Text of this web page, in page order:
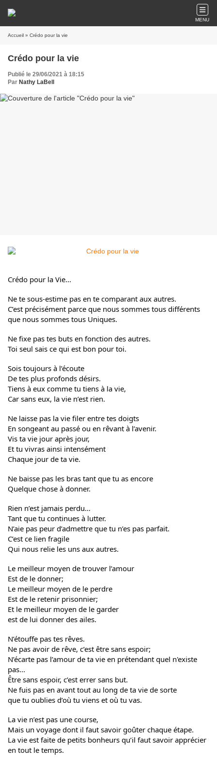
MENU
Accueil » Crédo pour la vie
Crédo pour la vie
Publié le 29/06/2021 à 18:15
Par Nathy LaBell
Crédo pour la Vie...
Ne te sous-estime pas en te comparant aux autres.
C’est précisément parce que nous sommes tous différents
que nous sommes tous Uniques.
Ne fixe pas tes buts en fonction des autres.
Toi seul sais ce qui est bon pour toi.
Sois toujours à l’écoute
De tes plus profonds désirs.
Tiens à eux comme tu tiens à la vie,
Car sans eux, la vie n’est rien.
Ne laisse pas la vie filer entre tes doigts
En songeant au passé ou en rêvant à l’avenir.
Vis ta vie jour après jour,
Et tu vivras ainsi intensément
Chaque jour de ta vie.
Ne baisse pas les bras tant que tu as encore
Quelque chose à donner.
Rien n’est jamais perdu…
Tant que tu continues à lutter.
N’aie pas peur d’admettre que tu n’es pas parfait.
C’est ce lien fragile
Qui nous relie les uns aux autres.
Le meilleur moyen de trouver l’amour
Est de le donner;
Le meilleur moyen de le perdre
Est de le retenir prisonnier;
Et le meilleur moyen de le garder
est de lui donner des ailes.
N’étouffe pas tes rêves.
Ne pas avoir de rêve, c’est être sans espoir;
N’écarte pas l’amour de ta vie en prétendant quel n'existe
pas...
Être sans espoir, c’est errer sans but.
Ne fuis pas en avant tout au long de ta vie de sorte
que tu oublies d’où tu viens et où tu vas.
La vie n’est pas une course,
Mais un voyage dont il faut savoir goûter chaque étape.
La vie est faite de petits bonheurs qu’il faut savoir apprécier
en tout le temps.